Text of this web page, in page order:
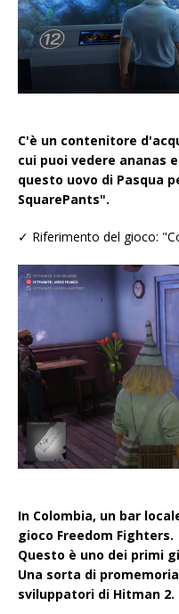
C'è un contenitore
cui puoi vedere ananas
questo uovo di Pasqua
SquarePants".
✓ Riferimento del gioco:
In Colombia, un bar
gioco Freedom Fighters.
Questo è uno dei primi
Una sorta di
sviluppatori di Hitman 2.